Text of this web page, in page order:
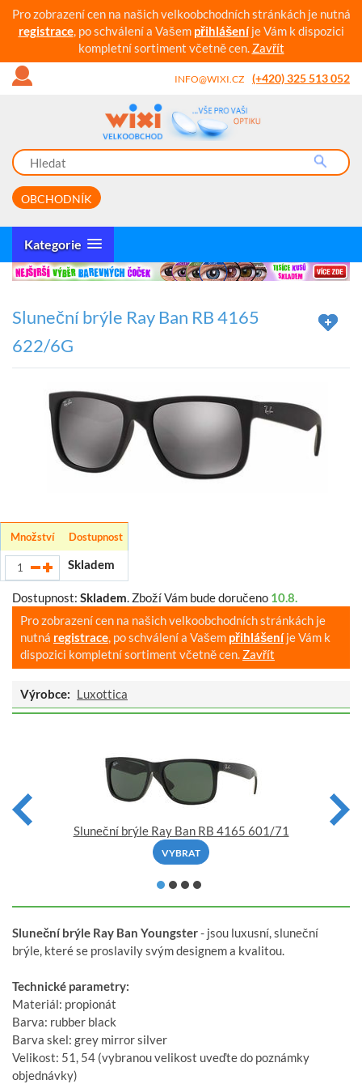
Pro zobrazení cen na našich velkoobchodních stránkách je nutná
registrace, po schválení a Vašem přihlášeníje Vám k dispozici
kompletní sortiment včetně cen. Zavřít
INFO@WIXI.CZ (+420) 325 513 052
OBCHODNÍK
Kategorie
Sluneční brýle Ray Ban RB 4165
622/6G
Množství Dostupnost
Skladem
Dostupnost: Skladem Zboží Vám bude doručeno 10.8.
Pro zobrazení cen na našich velkoobchodních stránkách je
nutná registrace , po schválení a Vašem přihlášeníje Vám k
dispozici kompletní sortiment včetně cen. Zavřít
Výrobce: Luxottica
Sluneční brýle Ray Ban RB 4165 601/71
VYBRAT
Sluneční brýle Ray Ban Youngster- jsou luxusní, sluneční
brýle, které se proslavily svým designem a kvalitou.
Technické parametry:
Materiál: propionát
Barva: rubber black
Barva skel: grey mirror silver
Velikost: 51, 54 (vybranou velikost uveďte do poznámky
objednávky)